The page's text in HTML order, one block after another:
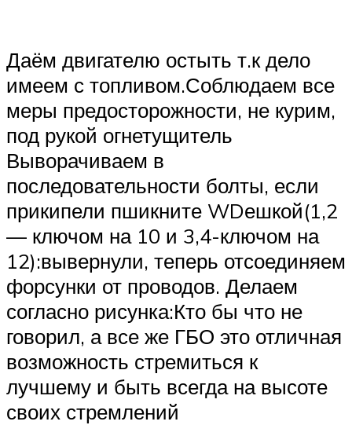
Даём двигателю остыть т.к дело
имеем с топливом.Соблюдаем все
меры предосторожности, не курим,
под рукой огнетущитель
Выворачиваем в
последовательности болты, если
прикипели пшикните WDешкой(1,2
— ключом на 10 и 3,4-ключом на
12):вывернули, теперь отсоединяем
форсунки от проводов. Делаем
согласно рисунка:Кто бы что не
говорил, а все же ГБО это отличная
возможность стремиться к
лучшему и быть всегда на высоте
своих стремлений